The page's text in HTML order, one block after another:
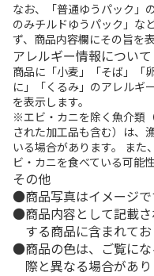
なお、「普通ゆうパック」
のみチルドゆうパック」な
ず、商品内容欄にその旨を
アレルギー情報について
商品に「小麦」「そば」「
に」「くるみ」のアレルギ
を表示します。
※エビ・カニを除く魚介類
された加工品も含む）は、
いる場合があります。 また
ビ・カニを食べている可能
その他
商品写真はイメージで
商品内容として記載
する商品に含まれてお
商品の色は、ご覧に
際と異なる場合があり